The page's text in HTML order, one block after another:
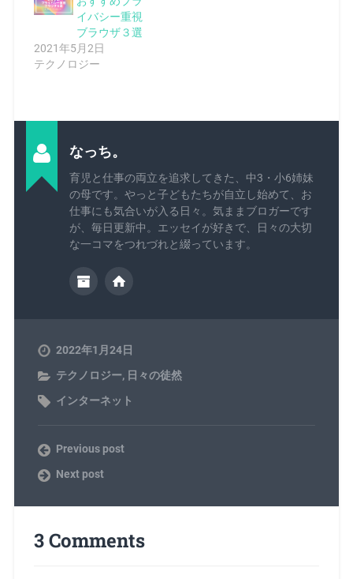
イバシー重視
ブラウザ３選
2021年5月2日
テクノロジー
なっち。
育児と仕事の両立を追求してきた、中3・小6姉妹
の母です。やっと子どもたちが自立し始めて、お
仕事にも気合いが入る日々。気ままブロガーです
が、毎日更新中。エッセイが好きで、日々の大切
な一コマをつれづれと綴っています。
2022年1月24日
テクノロジー, 日々の徒然
インターネット
Previous post
Next post
3 Comments